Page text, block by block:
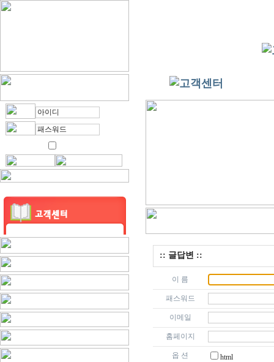
:: 글답변 ::
이 름
패스워드
이메일
홈페이지
옵 션
html